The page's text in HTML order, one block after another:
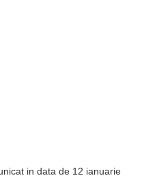
in data de 12 ianuarie